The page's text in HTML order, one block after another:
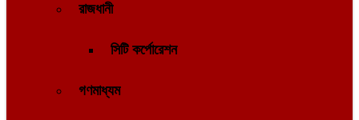
রাজধানী
সিটি কর্পোরেশন
গণমাধ্যম